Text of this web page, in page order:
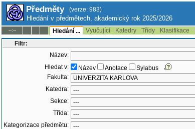
Předměty (verze: 983)
Hledání v předmětech, akademický rok 2025/2026
--:-- Hledání ... Vyučující Katedry Třídy Klasifikace
Filtr:
Název:
Hledat v:
Název Anotace
Sylabus
Fakulta:
Katedra:
Sekce:
Třída:
Kategorizace předmětu: